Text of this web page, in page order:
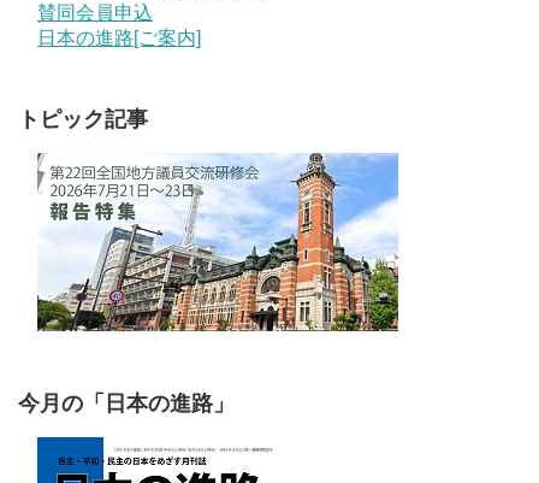
賛同会員申込
日本の進路[ご案内]
トピック記事
今月の「日本の進路」